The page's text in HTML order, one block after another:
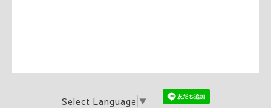
Select Language ▼